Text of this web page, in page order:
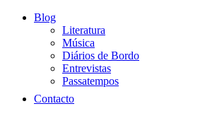
Blog
Literatura
Música
Diários de Bordo
Entrevistas
Passatempos
Contacto